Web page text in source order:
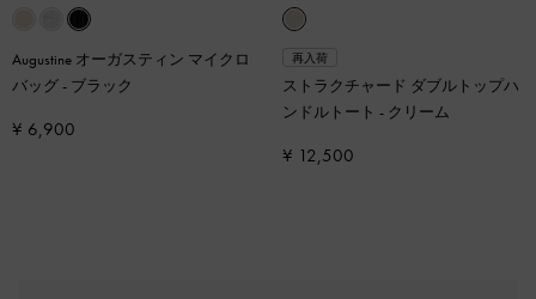
Augustine オーガスティン マイクロ
バッグ- ブラック
¥ 6,900
再入荷
ストラクチャード ダブルトップハ
ンドルトート - クリーム
¥ 12,500